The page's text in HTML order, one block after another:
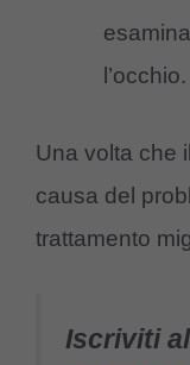
l’occhio.
Una volta che
causa del
trattamento
Iscriviti